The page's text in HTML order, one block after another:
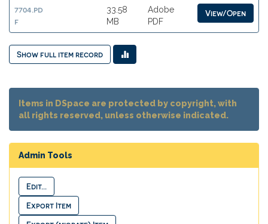
7704.pd
f
33.58
MB
Adobe
PDF
View/Open
Show full item record
Items in DSpace are protected by copyright, with
all rights reserved, unless otherwise indicated.
Admin Tools